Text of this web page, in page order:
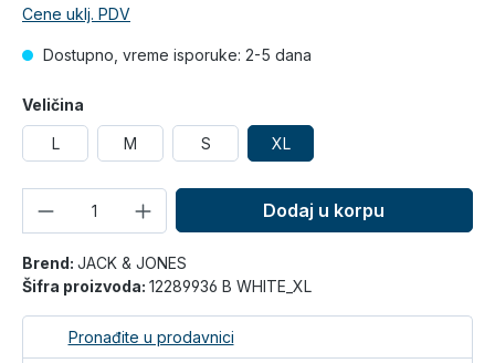
Cene uklj. PDV
Dostupno, vreme isporuke: 2-5 dana
Veličina
L M S XL
Dodaj u korpu
Brend: JACK & JONES
Šifra proizvoda: 12289936 B WHITE_XL
Pronađite u prodavnici